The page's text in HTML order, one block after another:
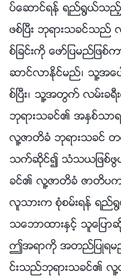
ပ္ေဆာင္ရန္ ရည္႐ြယ္သည့္
ဖစ္ၿပီး ဘုရားသခင္သ
စ္ျခင္းကို ေဖာ္ျပမည္ျ
ဆာင္လာႏိုင္မည္၊ သူ႔အ
စ္ၿပီး၊ သူ႔အတြက္ လမ္းခ
ဘုရားသခင္၏ အႏွစ္သ
လူ႔ဇာတိခံ ဘုရားသခ
သက္ဆိုင္၍ သံသယျဖစ္ဖ
ခင္၏ လူ႔ဇာတိခံ ဇာ
လူသားက စုံစမ္းရန္ ရည္႐
သေဘာထားႏွင့္ သူေျပ
ဤအရာကို အတည္ျပဳရမ
င္းသည္ဘုရားသခင္၏